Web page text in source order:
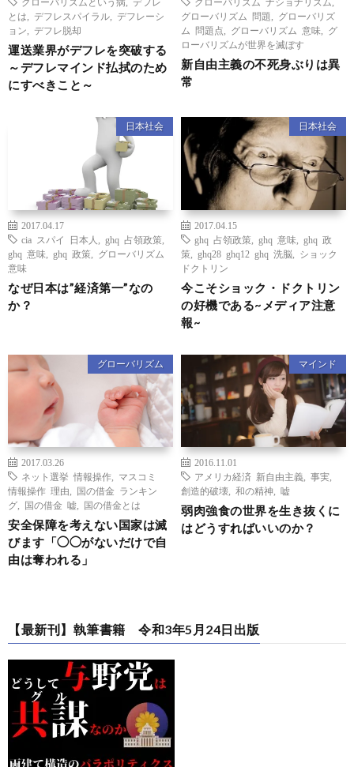
とは
デフレスパイラル
デフレーシ
ョン
デフレ脱却
運送業界がデフレを突破する
～デフレマインド払拭のため
にすべきこと～
グローバリズム 問題
グローバリズ
ム 問題点
グローバリズム 意味
グ
ローバリズムが世界を滅ぼす
新自由主義の不死身ぶりは異
常
日本社会
2017.04.17
cia スパイ 日本人
ghq 占領政策
ghq 意味
ghq 政策
グローバリズム
意味
なぜ日本は”経済第一”なの
か？
日本社会
2017.04.15
ghq 占領政策
ghq 意味
ghq 政
策
ghq28 ghq12 ghq 洗脳
ショック
ドクトリン
今こそショック・ドクトリン
の好機である~メディア注意
報~
グローバリズム
2017.03.26
ネット選挙 情報操作
マスコミ
情報操作 理由
国の借金 ランキン
グ
国の借金 嘘 国の借金とは
安全保障を考えない国家は滅
びます「◯◯がないだけで自
由は奪われる」
マインド
2016.11.01
アメリカ経済 新自由主義
事実
創造的破壊
和の精神 嘘
弱肉強食の世界を生き抜くに
はどうすればいいのか？
【最新刊】執筆書籍 令和3年5月24日出版